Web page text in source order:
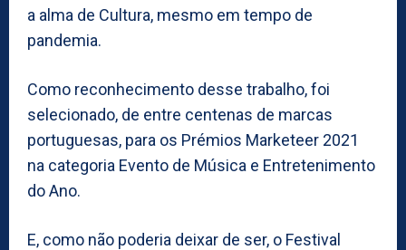
a alma de Cultura, mesmo em tempo de
pandemia.
Como reconhecimento desse trabalho, foi
selecionado, de entre centenas de marcas
portuguesas, para os Prémios Marketeer 2021
na categoria Evento de Música e Entretenimento
do Ano.
E, como não poderia deixar de ser, o Festival